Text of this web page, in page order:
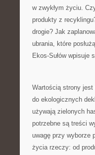
w zwykłym życiu.
produkty z
drogie? Jak
ubrania, które
Ekos-Sułów
Wartością strony jest
do ekologicznych
używają zielonych
potrzebne są treści
uwagę przy wyborze
życia rzeczy: od